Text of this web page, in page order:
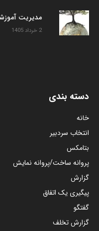
مدیریت
2 خرداد 1405
دسته بندی
خانه
انتخاب سردبیر
بتامکس
پروانه ساخت/پروانه نمایش
گزارش
پیگیری یک اتفاق
گفتگو
گزارش تخلف